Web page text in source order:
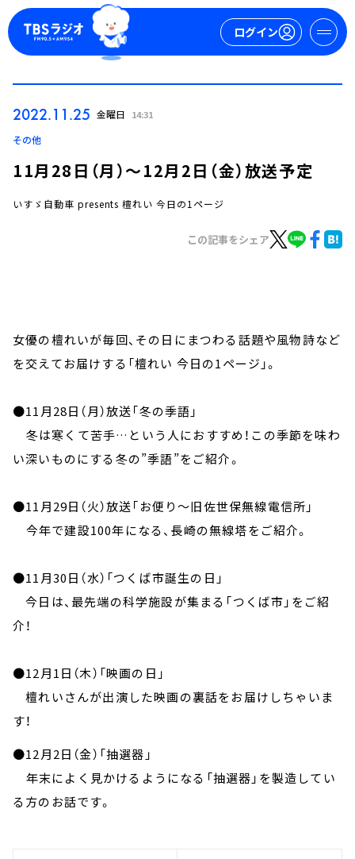
ログイン
TBS Podcast
お知らせ
YouTube
会社情報
2022.11.25 金曜日 14:31
その他
11月28日（月）～12月2日（金）放送予定
いすゞ自動車 presents 檀れい 今日の1ページ
この記事をシェア
女優の檀れいが毎回、その日にまつわる話題や風物詩など
を交えてお届けする「檀れい 今日の1ページ」。
●11月28日（月）放送「冬の季語」
冬は寒くて苦手…という人におすすめ！この季節を味わ
い深いものにする冬の”季語”をご紹介。
●11月29日（火）放送「お便り～旧佐世保無線電信所」
今年で建設100年になる、長崎の無線塔をご紹介。
●11月30日（水）「つくば市誕生の日」
今日は、最先端の科学施設が集まる「つくば市」をご紹
介！
●12月1日（木）「映画の日」
檀れいさんが出演した映画の裏話をお届けしちゃいま
す！
●12月2日（金）「抽選器」
年末によく見かけるようになる「抽選器」を製造してい
る方のお話です。